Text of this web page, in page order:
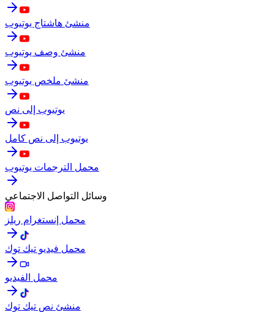
منشئ هاشتاج يوتيوب
منشئ وصف يوتيوب
منشئ ملخص يوتيوب
يوتيوب إلى نص
يوتيوب إلى نص كامل
محمل الترجمات يوتيوب
وسائل التواصل الاجتماعي
محمل إنستغرام ريلز
محمل فيديو تيك توك
محمل الفيديو
منشئ نص تيك توك